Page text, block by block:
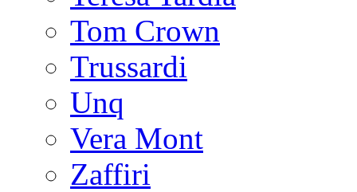
Tom Crown
Trussardi
Unq
Vera Mont
Zaffiri